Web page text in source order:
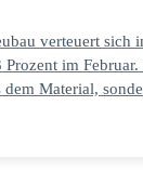
verteuert sich
Prozent im
dem Material,